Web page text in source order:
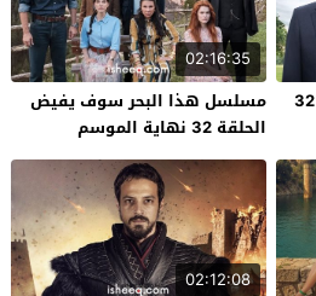
مسلسل ورود وذنوب الحلقة 32
02:16:35
مسلسل هذا البحر سوف يفيض
الحلقة 32 نهاية الموسم
02:12:08